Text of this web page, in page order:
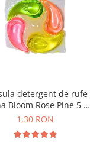
detergent de rufe
Bloom Rose Pine 5 in
1
1,30 RON